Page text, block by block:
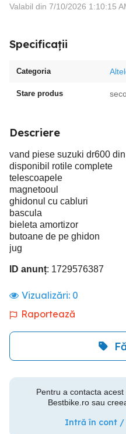
Valabil din 7/10/2026 1:10:15
Specificații
Categoria
Stare produs
Descriere
vand piese suzuki dr600
disponibil rotile complete
telescoapele
magnetooul
ghidonul cu cabluri
bascula
bieleta amortizor
butoane de pe ghidon
jug
ID anunț: 1729576387
Vizualizări: 0
Raportează
Pentru a contacta
Bestbike.ro sau
Intră în cont